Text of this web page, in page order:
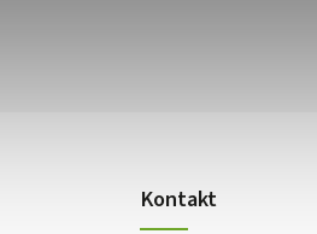
Kontakt